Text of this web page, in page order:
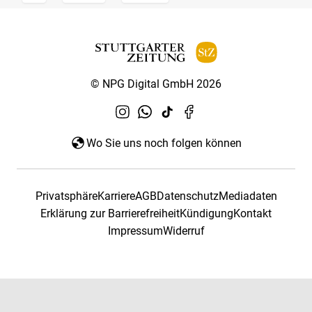
© NPG Digital GmbH 2026
Wo Sie uns noch folgen können
PrivatsphäreKarriereAGBDatenschutzMediadaten
Erklärung zur BarrierefreiheitKündigungKontakt
ImpressumWiderruf